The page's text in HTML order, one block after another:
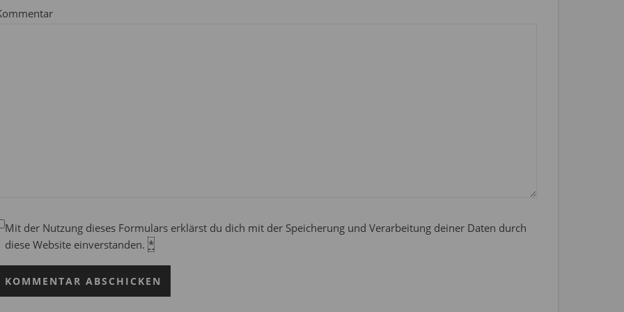
Mit der Nutzung dieses Formulars erklärst du dich mit der Speicherung und Verarbeitung deiner Daten durch
diese Website einverstanden. *